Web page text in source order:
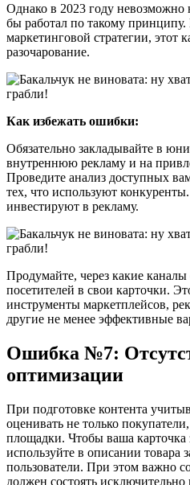
Однако в 2023 году невозможно
бы работал по такому
маркетинговой стратегии, этот
разочарование.
Как избежать ошибки:
Обязательно закладывайте в
внутреннюю рекламу и на
Проведите анализ доступных
тех, что используют
инвестируют в рекламу.
Продумайте, через какие каналы
посетителей в свои карточки.
инструменты маркетплейсов,
другие не менее эффективные
Ошибка №7:
оптимизации
При подготовке контента
оценивать не только
площадки. Чтобы ваша карточка
используйте в описании
пользователи. При этом важно
должен состоять